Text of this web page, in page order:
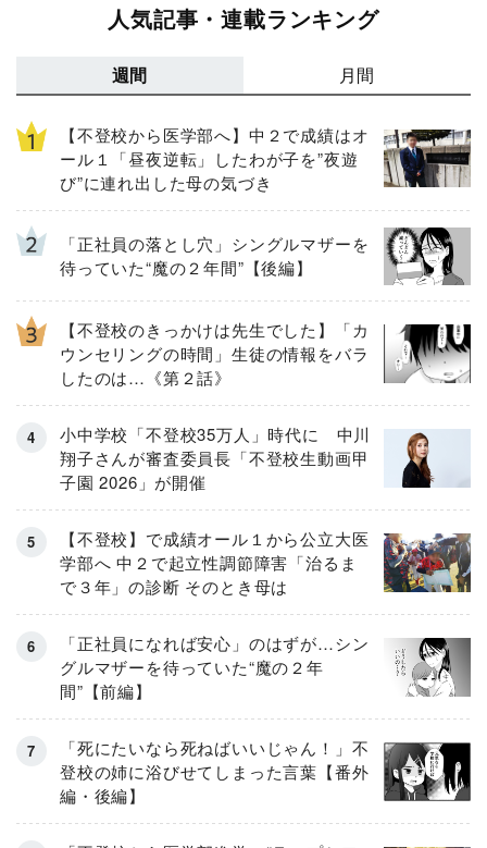
人気記事・連載ランキング
週間 月間
【不登校から医学部へ】中２で成績はオ
ール１「昼夜逆転」したわが子を”夜遊
び”に連れ出した母の気づき
「正社員の落とし穴」シングルマザーを
待っていた“魔の２年間”【後編】
【不登校のきっかけは先生でした】「カ
ウンセリングの時間」生徒の情報をバラ
したのは…《第２話》
小中学校「不登校35万人」時代に 中川
翔子さんが審査委員長「不登校生動画甲
子園 2026」が開催
【不登校】で成績オール１から公立大医
学部へ 中２で起立性調節障害「治るま
で３年」の診断 そのとき母は
「正社員になれば安心」のはずが…シン
グルマザーを待っていた“魔の２年
間”【前編】
「死にたいなら死ねばいいじゃん！」不
登校の姉に浴びせてしまった言葉【番外
編・後編】